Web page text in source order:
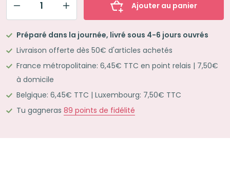
Mon
joli
kit
d'écriture
BLEU
TURQUOISE
Ajouter au panier
Préparé dans la journée, livré sous 4-6 jours ouvrés
Livraison offerte dès 50€ d'articles achetés
France métropolitaine: 6,45€ TTC en point relais | 7,50€
à domicile
Belgique: 6,45€ TTC | Luxembourg: 7,50€ TTC
Tu gagneras 89 points de fidélité